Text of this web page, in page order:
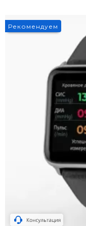
Рекомендуем